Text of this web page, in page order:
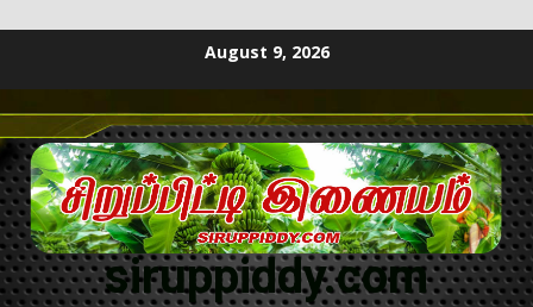
August 9, 2026
siruppiddy.com